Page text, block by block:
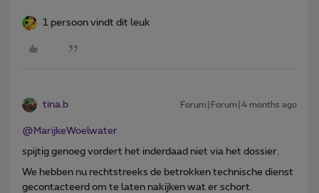
1 persoon vindt dit leuk
tina.b Forum|Forum|4 months ago
@MarijkeWoelwater
spijtig genoeg vordert het inderdaad niet via het dossier.
We hebben nu rechtstreeks de betrokken technische dienst
gecontacteerd om te laten nakijken wat er schort.